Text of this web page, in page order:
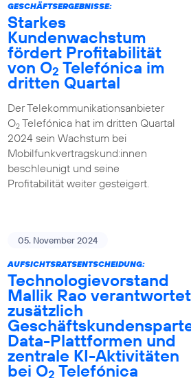
GESCHÄFTSERGEBNISSE:
Starkes
Kundenwachstum
fördert Profitabilität
von O2 Telefónica im
dritten Quartal
Der Telekommunikationsanbieter
O2Telefónica hat im dritten Quartal
2024 sein Wachstum bei
Mobilfunkvertragskund:innen
beschleunigt und seine
Profitabilität weiter gesteigert.
05. November 2024
AUFSICHTSRATSENTSCHEIDUNG:
Technologievorstand
Mallik Rao verantwortet
zusätzlich
Data-Plattformen und
zentrale KI-Aktivitäten
bei O2 Telefónica